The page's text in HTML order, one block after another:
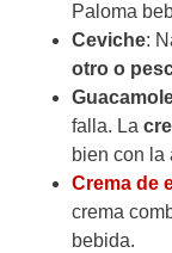
Paloma
Ceviche:
otro o
falla. La
bien con la
Crema de
crema
bebida.